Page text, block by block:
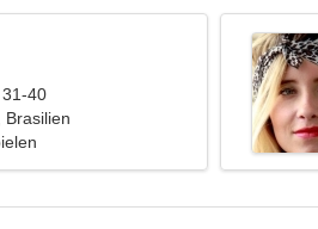
40
Brasilien